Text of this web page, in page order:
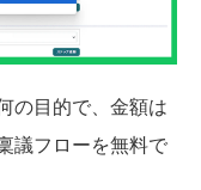
の目的で、金額は
議フローを無料で